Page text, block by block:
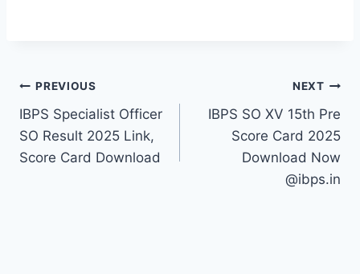
PREVIOUS
IBPS Specialist Officer
SO Result 2025 Link,
Score Card Download
NEXT
IBPS SO XV 15th Pre
Score Card 2025
Download Now
@ibps.in